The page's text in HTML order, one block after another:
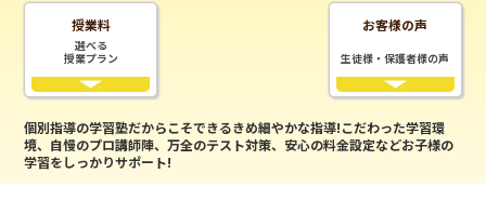
授業料
選べる
授業プラン
お客様の声
生徒様・保護者様の声
個別指導の学習塾だからこそできるきめ細やかな指導!こだわった学習環
境、自慢のプロ講師陣、万全のテスト対策、安心の料金設定などお子様の
学習をしっかりサポート!